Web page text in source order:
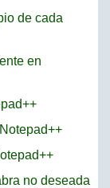
de cada
en
no deseada